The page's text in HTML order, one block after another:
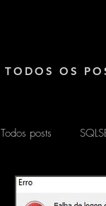
TODOS OS
Todos posts
EXCEL